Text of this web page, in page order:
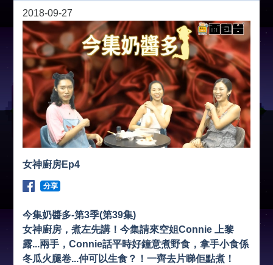
2018-09-27
女神廚房Ep4
分享
今集奶醬多-第3季(第39集)
女神廚房，煮左先講！今集請來空姐Connie 上黎
露...兩手，Connie話平時好鐘意煮野食，拿手小食係
冬瓜火腿卷...仲可以生食？！一齊去片睇佢點煮！